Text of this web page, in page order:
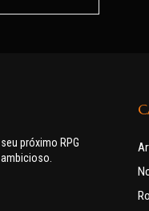
próximo RPG